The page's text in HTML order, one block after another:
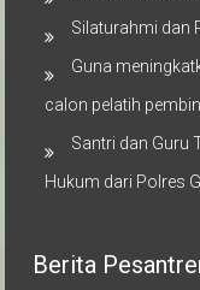
Silaturahmi dan
Guna
calon pelatih
Santri dan Guru
Hukum dari Polres
Berita